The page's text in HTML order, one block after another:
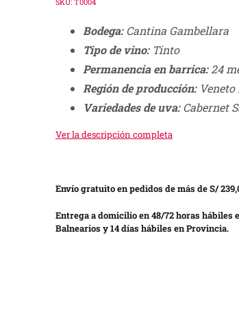
Bodega:Cantina Gambellara
Tipo de vino:Tinto
Permanencia en barrica:24
Región de producción:Veneto
Variedades de uva:Cabernet
Ver la descripción completa
Envío gratuito en pedidos de más de S/
Entrega a domicilio en 48/72 horas
Balnearios y 14 días hábiles en Provincia.